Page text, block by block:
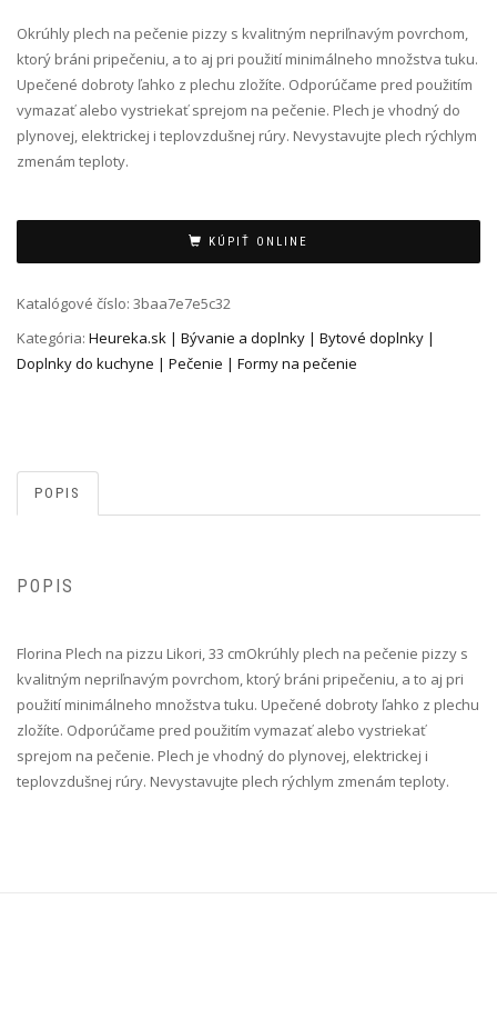
Okrúhly plech na pečenie pizzy s kvalitným nepriľnavým povrchom,
ktorý bráni pripečeniu, a to aj pri použití minimálneho množstva tuku.
Upečené dobroty ľahko z plechu zložíte. Odporúčame pred použitím
vymazať alebo vystriekať sprejom na pečenie. Plech je vhodný do
plynovej, elektrickej i teplovzdušnej rúry. Nevystavujte plech rýchlym
zmenám teploty.
KÚPIŤ ONLINE
Katalógové číslo: 3baa7e7e5c32
Kategória: Heureka.sk | Bývanie a doplnky | Bytové doplnky |
Doplnky do kuchyne | Pečenie | Formy na pečenie
POPIS
POPIS
Florina Plech na pizzu Likori, 33 cm Okrúhly plech na pečenie pizzy s
kvalitným nepriľnavým povrchom, ktorý bráni pripečeniu, a to aj pri
použití minimálneho množstva tuku. Upečené dobroty ľahko z plechu
zložíte. Odporúčame pred použitím vymazať alebo vystriekať
sprejom na pečenie. Plech je vhodný do plynovej, elektrickej i
teplovzdušnej rúry. Nevystavujte plech rýchlym zmenám teploty.